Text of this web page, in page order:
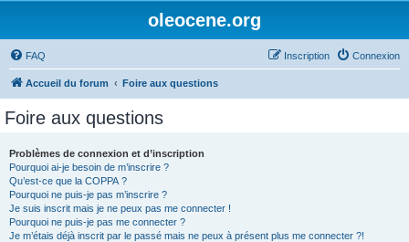
oleocene.org
FAQ Connexion
Inscription
Accueil du forum Foire aux questions
Foire aux questions
Problèmes de connexion et d’inscription
Pourquoi ai-je besoin de m’inscrire ?
Qu’est-ce que la COPPA ?
Pourquoi ne puis-je pas m’inscrire ?
Je suis inscrit mais je ne peux pas me connecter !
Pourquoi ne puis-je pas me connecter ?
Je m’étais déjà inscrit par le passé mais ne peux à présent plus me connecter ?!